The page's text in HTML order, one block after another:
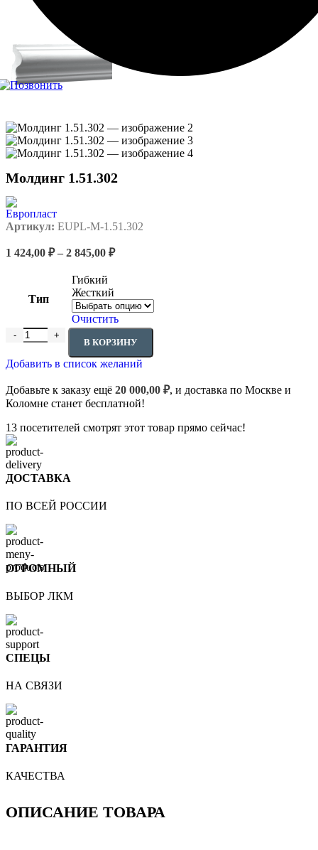
Молдинг 1.51.302
Артикул: EUPL-M-1.51.302
1 424,00 ₽ – 2 845,00 ₽Диапазон
–
2
845,00 ₽
Тип
Гибкий
Жесткий
Очистить
Количество товара Молдинг 1.51.302
В КОРЗИНУ
Добавить в список желаний
Добавьте к заказу ещё 20 000,00 ₽, и доставка по Москве и
Коломне станет бесплатной!
13 посетителей смотрят этот товар прямо сейчас!
ДОСТАВКА
ПО ВСЕЙ РОССИИ
ОГРОМНЫЙ
ВЫБОР ЛКМ
СПЕЦЫ
НА СВЯЗИ
ГАРАНТИЯ
КАЧЕСТВА
ОПИСАНИЕ ТОВАРА